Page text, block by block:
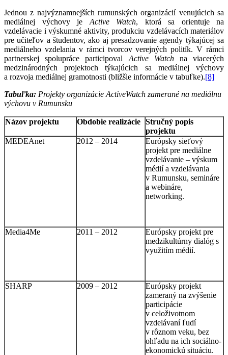
Jednou z najvýznamnejších rumunských organizácií venujúcich sa
mediálnej výchovy je Active Watch, ktorá sa orientuje na
vzdelávacie i výskumné aktivity, produkciu vzdelávacích materiálov
pre učiteľov a študentov, ako aj presadzovanie agendy týkajúcej sa
mediálneho vzdelania v rámci tvorcov verejných politík. V rámci
partnerskej spolupráce participoval Active Watchna viacerých
medzinárodných projektoch týkajúcich sa mediálnej výchovy
a rozvoja mediálnej gramotnosti (bližšie informácie v tabuľke).[8]
Tabuľka: Projekty organizácie ActiveWatch zamerané na mediálnu
výchovu v Rumunsku
Názov projektu Obdobie realizácie Stručný popis
projektu
MEDEAnet
2012 – 2014
Európsky sieťový
projekt pre mediálne
vzdelávanie – výskum
médií a vzdelávania
v Rumunsku, semináre
a webináre,
networking.
Media4Me 2011 – 2012
Európsky projekt pre
medzikultúrny dialóg s
využitím médií.
SHARP 2009 – 2012
Európsky projekt
zameraný na zvýšenie
participácie
v celoživotnom
vzdelávaní ľudí
v rôznom veku, bez
ohľadu na ich sociálno-
ekonomickú situáciu.